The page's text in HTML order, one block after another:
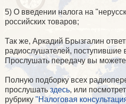
5) О введении налога на
российских товаров;
Так же, Аркадий Брызгалин
радиослушателей,
Прослушать передачу вы
Полную подборку всех
прослушатьздесь, или
рубрику "Налоговая